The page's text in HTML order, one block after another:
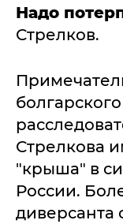
Надо
Стрелков.
Стрелкова
"крыша" в
России.
диверсанта